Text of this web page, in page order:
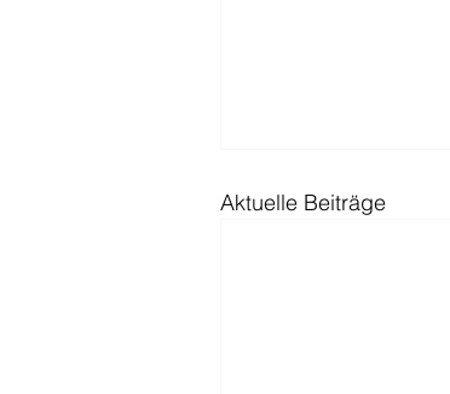
Aktuelle Beiträge